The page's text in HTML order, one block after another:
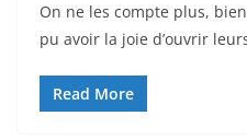
On ne les compte plus,
pu avoir la joie d’ouvrir
Read More